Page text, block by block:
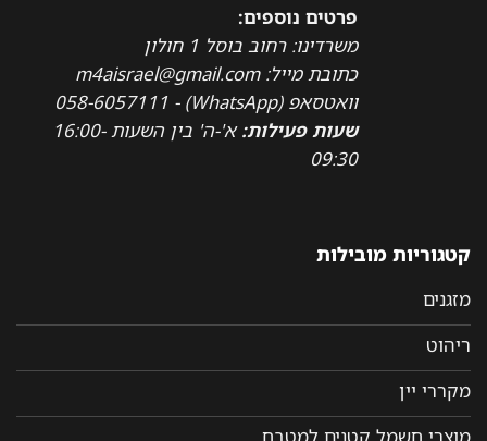
פרטים נוספים:
משרדינו: רחוב בוסל 1 חולון
כתובת מייל: m4aisrael@gmail.com
וואטסאפ (WhatsApp) - 058-6057111
שעות פעילות:
א'-ה' בין השעות 16:00-
09:30
קטגוריות מובילות
מזגנים
ריהוט
מקררי יין
מוצרי חשמל קטנים למטבח